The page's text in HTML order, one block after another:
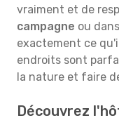
vraiment et de
campagne ou
exactement ce
endroits sont
la nature et faire
Découvrez